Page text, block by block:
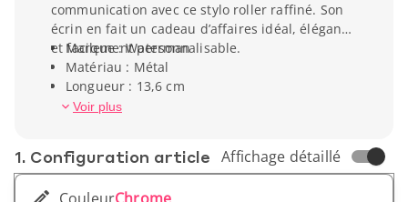
communication avec ce stylo roller raffiné. Son
écrin en fait un cadeau d’affaires idéal, élégant
et facilement personnalisable.
Marque : Waterman
Matériau : Métal
Longueur : 13,6 cm
Diamètre : 1,1 cm
Voir plus
1. Conf­iguration article Affichage détaillé